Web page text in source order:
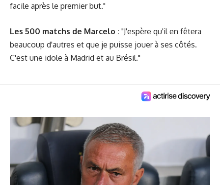
facile après le premier but."
Les 500 matchs de Marcelo : "J'espère qu'il en fêtera
beaucoup d'autres et que je puisse jouer à ses côtés.
C'est une idole à Madrid et au Brésil."